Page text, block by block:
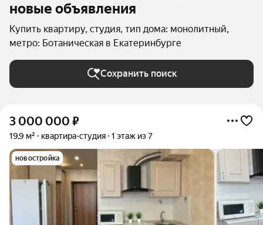
новые объявления
Купить квартиру, студия, тип дома: монолитный,
метро: Ботаническая в Екатеринбурге
Сохранить поиск
3 000 000 ₽
19,9 м² квартира-студия 1 этаж из 7
новостройка